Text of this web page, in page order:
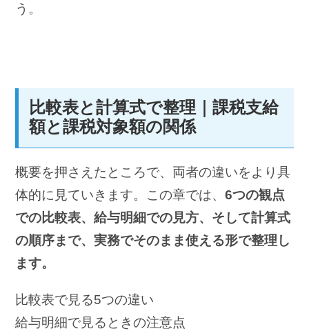
う。
比較表と計算式で整理｜課税支給
額と課税対象額の関係
概要を押さえたところで、両者の違いをより具
体的に見ていきます。この章では、6つの観点
での比較表、給与明細での見方、そして計算式
の順序まで、実務でそのまま使える形で整理し
ます。
比較表で見る5つの違い
給与明細で見るときの注意点